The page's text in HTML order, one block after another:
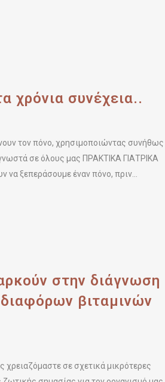
χρόνια συνέχεια..
τον πόνο, χρησιμοποιώντας συνήθως
σε όλους μας ΠΡΑΚΤΙΚΑ ΓΙΑΤΡΙΚΑ
ξεπεράσουμε έναν πόνο, πριν...
στην διάγνωση
βιταμινών
χρειαζόμαστε σε σχετικά μικρότερες